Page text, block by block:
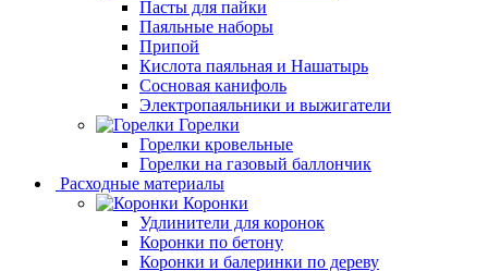
Пасты для пайки
Паяльные наборы
Припой
Кислота паяльная и Нашатырь
Сосновая канифоль
Электропаяльники и выжигатели
Горелки
Горелки кровельные
Горелки на газовый баллончик
Расходные материалы
Коронки
Удлинители для коронок
Коронки по бетону
Коронки и балеринки по дереву